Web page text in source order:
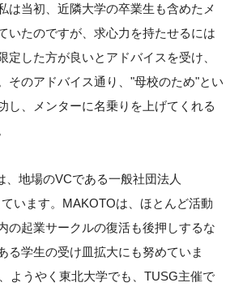
は当初、近隣大学の卒業生も含めたメ
いたのですが、求心力を持たせるには
定した方が良いとアドバイスを受け、
そのアドバイス通り、"母校のため"とい
し、メンターに名乗りを上げてくれる
、地場のVCである一般社団法人
います。MAKOTOは、ほとんど活動
の起業サークルの復活も後押しするな
る学生の受け皿拡大にも努めていま
ようやく東北大学でも、TUSG主催で